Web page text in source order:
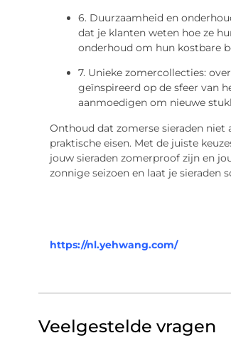
6. Duurzaamheid en
dat je klanten weten hoe ze
onderhoud om hun kostbare
7. Unieke zomercollecties:
geïnspireerd op de sfeer van
aanmoedigen om nieuwe
Onthoud dat zomerse sieraden niet
praktische eisen. Met de juiste
jouw sieraden zomerproof zijn en
zonnige seizoen en laat je sieraden
https://nl.yehwang.com/
Veelgestelde vragen